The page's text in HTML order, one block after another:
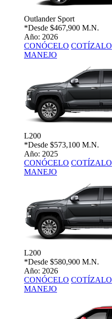
Outlander Sport
*Desde $467,900 M.N.
Año: 2026
CONÓCELO COTÍZALO
MANEJO
L200
*Desde $573,100 M.N.
Año: 2025
CONÓCELO COTÍZALO
MANEJO
L200
*Desde $580,900 M.N.
Año: 2026
CONÓCELO COTÍZALO
MANEJO